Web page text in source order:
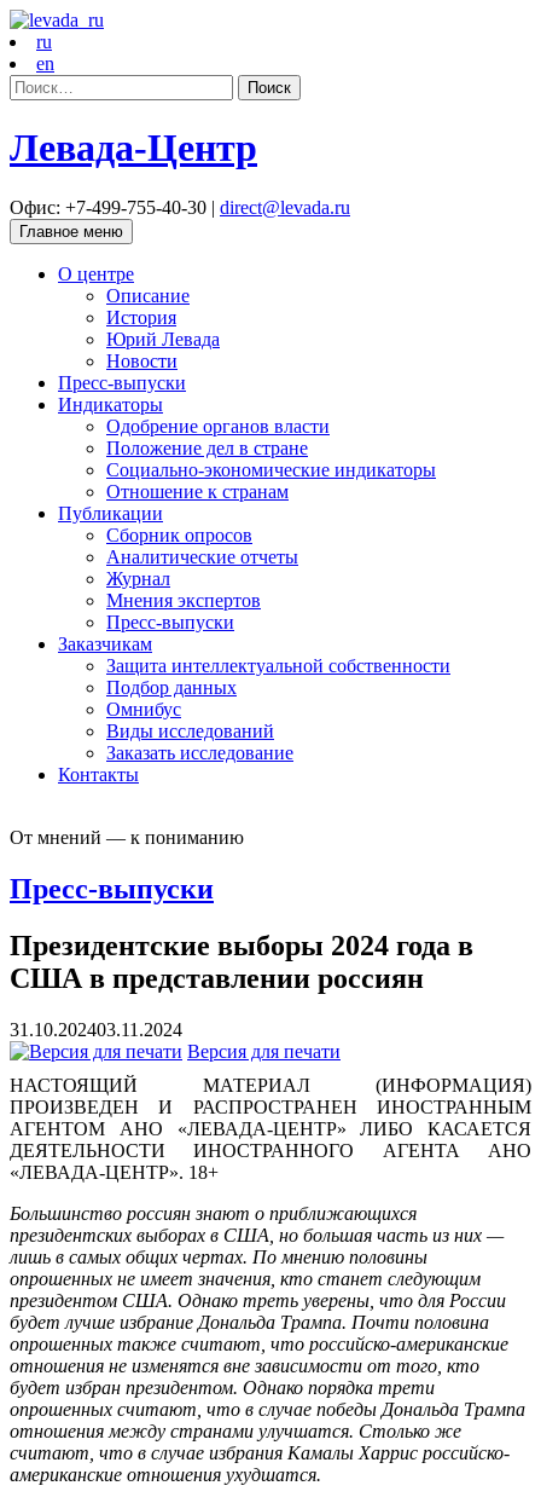
ru
en
Найти:
Левада-Центр
Офис: +7-499-755-40-30 | direct@levada.ru
Главное меню
О центре
Описание
История
Юрий Левада
Новости
Пресс-выпуски
Индикаторы
Одобрение органов власти
Положение дел в стране
Социально-экономические индикаторы
Отношение к странам
Публикации
Сборник опросов
Аналитические отчеты
Журнал
Мнения экспертов
Пресс-выпуски
Заказчикам
Защита интеллектуальной собственности
Подбор данных
Омнибус
Виды исследований
Заказать исследование
Контакты
От мнений — к пониманию
Пресс-выпуски
Президентские выборы 2024 года в
США в представлении россиян
31.10.202403.11.2024
Версия для печати
НАСТОЯЩИЙ МАТЕРИАЛ (ИНФОРМАЦИЯ)
ПРОИЗВЕДЕН И РАСПРОСТРАНЕН ИНОСТРАННЫМ
АГЕНТОМ АНО «ЛЕВАДА-ЦЕНТР» ЛИБО КАСАЕТСЯ
ДЕЯТЕЛЬНОСТИ ИНОСТРАННОГО АГЕНТА АНО
«ЛЕВАДА-ЦЕНТР». 18+
Большинство россиян знают о приближающихся
президентских выборах в США, но большая часть из них —
лишь в самых общих чертах. По мнению половины
опрошенных не имеет значения, кто станет следующим
президентом США. Однако треть уверены, что для России
будет лучше избрание Дональда Трампа. Почти половина
опрошенных также считают, что российско-американские
отношения не изменятся вне зависимости от того, кто
будет избран президентом. Однако порядка трети
опрошенных считают, что в случае победы Дональда Трампа
отношения между странами улучшатся. Столько же
считают, что в случае избрания Камалы Харрис российско-
американские отношения ухудшатся.